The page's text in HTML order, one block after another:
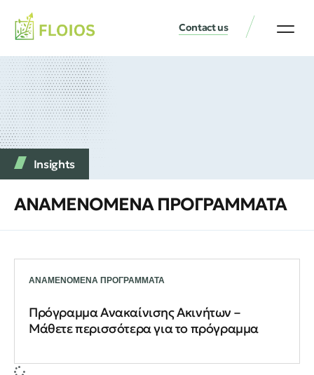
Contact us
Insights
ΑΝΑΜΕΝΟΜΕΝΑ ΠΡΟΓΡΑΜΜΑΤΑ
ΑΝΑΜΕΝΟΜΕΝΑ ΠΡΟΓΡΑΜΜΑΤΑ
Πρόγραμμα Ανακαίνισης Ακινήτων –
Μάθετε περισσότερα για το πρόγραμμα